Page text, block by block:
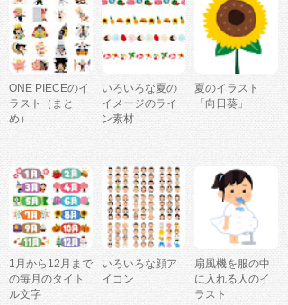
ONE PIECEのイ
ラスト（まと
め）
いろいろな夏の
イメージのライ
ン素材
夏のイラスト
「向日葵」
1月から12月まで
の毎月のタイト
ル文字
いろいろな顔ア
イコン
扇風機を服の中
に入れる人のイ
ラスト